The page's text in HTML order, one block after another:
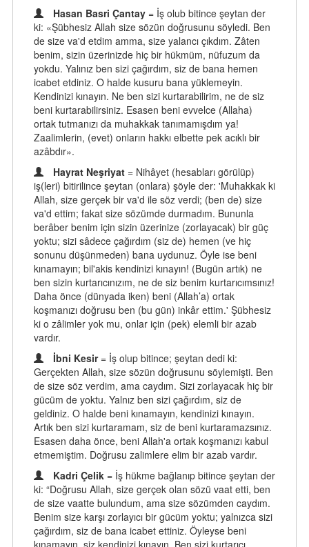
Hasan Basri Çantay = İş olub bitince şeytan der
ki: «Şübhesiz Allah size sözün doğrusunu söyledi. Ben
de size va'd etdim amma, size yalancı çıkdım. Zâten
benim, sizin üzerinizde hiç bir hükmüm, nüfuzum da
yokdu. Yalınız ben sizi çağırdım, siz de bana hemen
icabet etdiniz. O halde kusuru bana yüklemeyin.
Kendinizi kınayın. Ne ben sizi kurtarabilirim, ne de siz
beni kurtarabilirsiniz. Esasen beni evvelce (Allaha)
ortak tutmanızı da muhakkak tanımamışdım ya!
Zaalimlerin, (evet) onların hakkı elbette pek acıklı bir
azâbdır».
Hayrat Neşriyat = Nihâyet (hesabları görülüp)
iş(leri) bitirilince şeytan (onlara) şöyle der: 'Muhakkak ki
Allah, size gerçek bir va'd ile söz verdi; (ben de) size
va'd ettim; fakat size sözümde durmadım. Bununla
berâber benim için sizin üzerinize (zorlayacak) bir güç
yoktu; sizi sâdece çağırdım (siz de) hemen (ve hiç
sonunu düşünmeden) bana uydunuz. Öyle ise beni
kınamayın; bil'akis kendinizi kınayın! (Bugün artık) ne
ben sizin kurtarıcınızım, ne de siz benim kurtarıcımsınız!
Daha önce (dünyada iken) beni (Allah’a) ortak
koşmanızı doğrusu ben (bu gün) inkâr ettim.' Şübhesiz
ki o zâlimler yok mu, onlar için (pek) elemli bir azab
vardır.
İbni Kesir = İş olup bitince; şeytan dedi ki:
Gerçekten Allah, size sözün doğrusunu söylemişti. Ben
de size söz verdim, ama caydım. Sizi zorlayacak hiç bir
gücüm de yoktu. Yalnız ben sizi çağırdım, siz de
geldiniz. O halde beni kınamayın, kendinizi kınayın.
Artık ben sizi kurtaramam, siz de beni kurtaramazsınız.
Esasen daha önce, beni Allah'a ortak koşmanızı kabul
etmemiştim. Doğrusu zalimlere elim bir azab vardır.
Kadri Çelik = İş hükme bağlanıp bitince şeytan der
ki: “Doğrusu Allah, size gerçek olan sözü vaat etti, ben
de size vaatte bulundum, ama size sözümden caydım.
Benim size karşı zorlayıcı bir gücüm yoktu; yalnızca sizi
çağırdım, siz de bana icabet ettiniz. Öyleyse beni
kınamayın, siz kendinizi kınayın. Ben sizi kurtarıcı